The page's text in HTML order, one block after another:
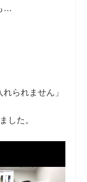
…
られません」
した。